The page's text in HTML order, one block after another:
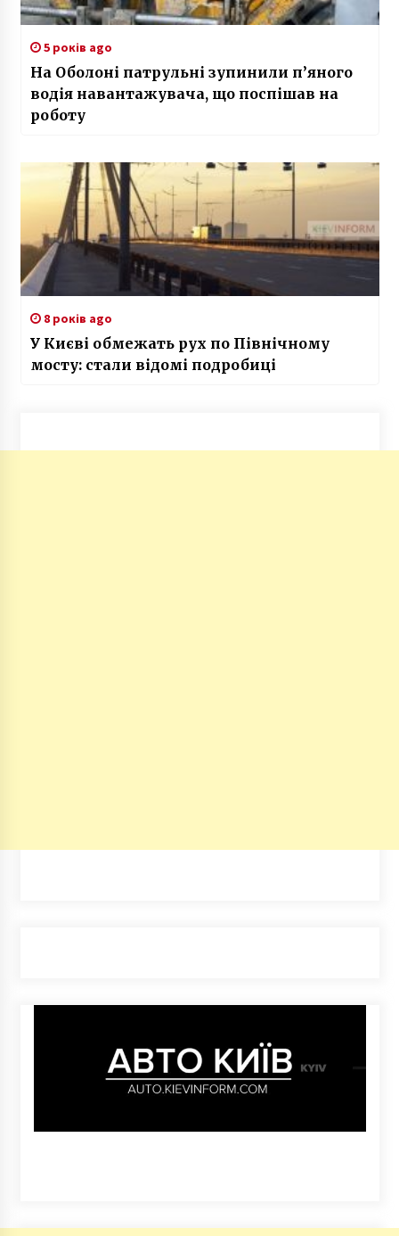
5 років ago
На Оболоні патрульні зупинили п’яного
водія навантажувача, що поспішав на
роботу
8 років ago
У Києві обмежать рух по Північному
мосту: стали відомі подробиці